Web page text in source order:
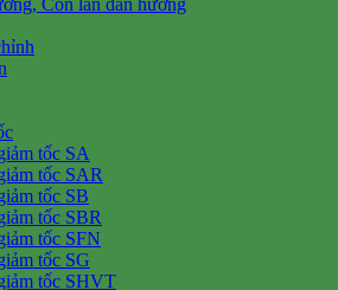
tốc SA
tốc SAR
tốc SB
tốc SBR
tốc SFN
tốc SG
tốc SHVT